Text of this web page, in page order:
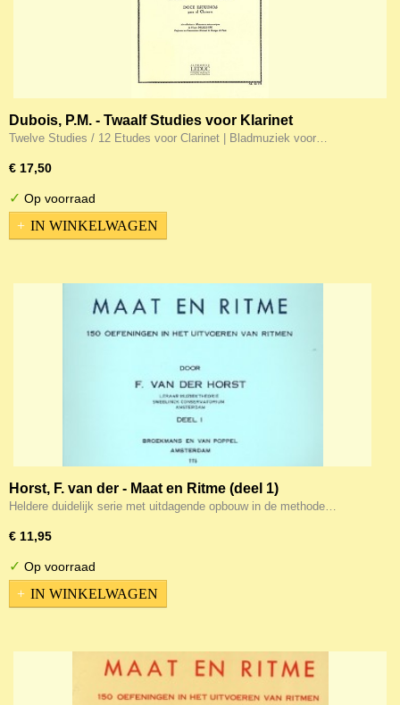
Dubois, P.M. - Twaalf Studies voor Klarinet
Twelve Studies / 12 Etudes voor Clarinet | Bladmuziek voor…
€ 17,50
✓ Op voorraad
IN WINKELWAGEN
Horst, F. van der - Maat en Ritme (deel 1)
Heldere duidelijk serie met uitdagende opbouw in de methode…
€ 11,95
✓ Op voorraad
IN WINKELWAGEN